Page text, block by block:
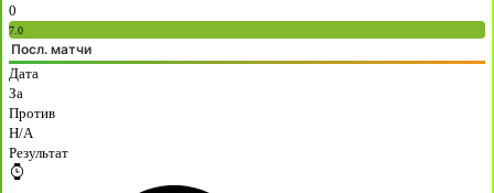
0
7.0
Посл. матчи
Дата
За
Против
H/A
Результат